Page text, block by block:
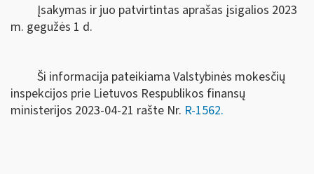
Įsakymas ir juo patvirtintas aprašas įsigalios 2023
m. gegužės 1 d.
Ši informacija pateikiama Valstybinės mokesčių
inspekcijos prie Lietuvos Respublikos finansų
ministerijos 2023-04-21 rašte Nr. R-1562.